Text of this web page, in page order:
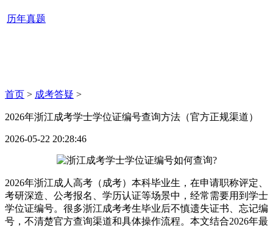
历年真题
首页 > 成考答疑 >
2026年浙江成考学士学位证编号查询方法（官方正规渠道）
2026-05-22 20:28:46
2026年浙江成人高考（成考）本科毕业生，在申请职称评定、
考研深造、公考报名、学历认证等场景中，经常需要用到学士
学位证编号。很多浙江成考考生毕业后不慎遗失证书、忘记编
号，不清楚官方查询渠道和具体操作流程。本文结合2026年最